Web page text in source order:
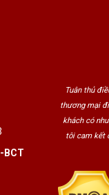
BCT
Tuân thủ
thương mại
khách có
tôi cam kết